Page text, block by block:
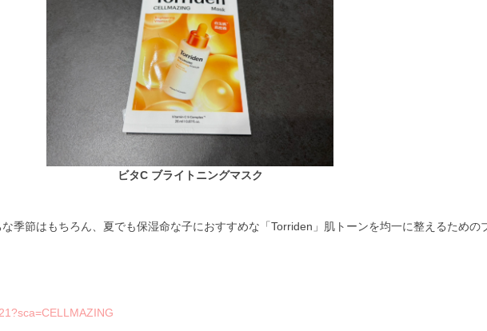
ビタC ブライトニングマスク
季節はもちろん、夏でも保湿命な子におすすめな「Torriden」肌トーンを均一に整えるための